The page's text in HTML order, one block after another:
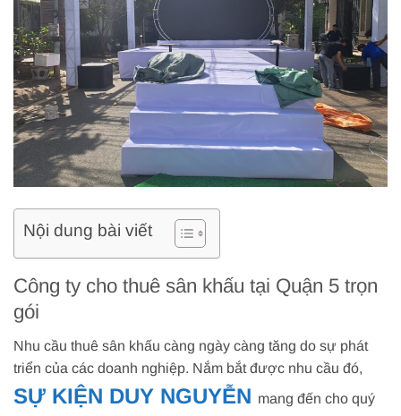
Nội dung bài viết
Công ty cho thuê sân khấu tại Quận 5 trọn
gói
Nhu cầu thuê sân khấu càng ngày càng tăng do sự phát
triển của các doanh nghiệp. Nắm bắt được nhu cầu đó,
SỰ KIỆN DUY NGUYỄN mang đến cho quý